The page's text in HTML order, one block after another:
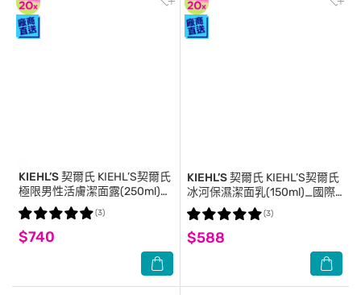
KIEHL’S 契爾氏 KIEHL’S契爾氏
極限男性活膚潔面露(250ml)_
國際航空版
$740
(3)
KIEHL’S 契爾氏 KIEHL’S契爾氏
冰河保濕潔面乳(150ml)_國際
航空版
$588
(3)